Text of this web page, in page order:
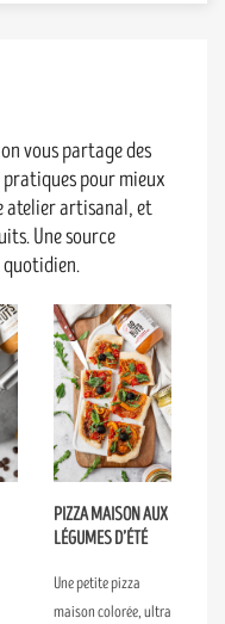
vous partage des
pratiques pour mieux
atelier artisanal, et
Une source
PIZZA MAISON AUX
LÉGUMES D’ÉTÉ
Une petite pizza
maison colorée, ultra